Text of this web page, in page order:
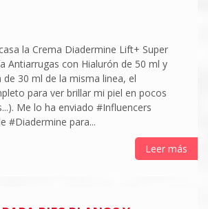
la Crema Diadermine Lift+ Super
Antiarrugas con Hialurón de 50 ml y
de 30 ml de la misma linea, el
para ver brillar mi piel en pocos
Me lo ha enviado #Influencers
#Diadermine para...
Leer más